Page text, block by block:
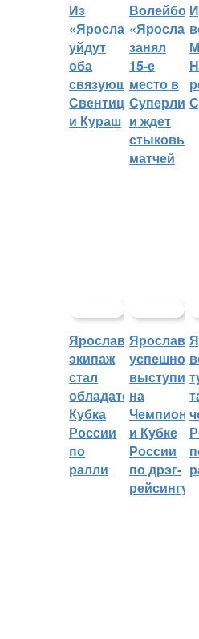
Из
«Ярославича»
уйдут
оба
связующих:
Свентицкис
и Кураш
занял
15-е
место в
Суперлиге
и ждет
стыковых
матчей
Ярославский
экипаж
стал
обладателем
Кубка
России
по
ралли
успешно
на
и Кубке
России
по дрэг-
рейсингу